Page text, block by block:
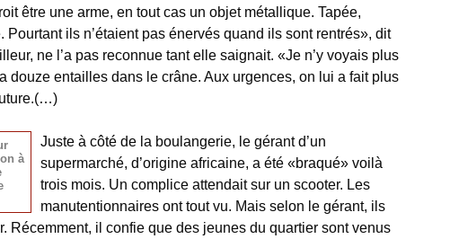
être une arme, en tout cas un objet métallique. Tapée,
Pourtant ils n’étaient pas énervés quand ils sont rentrés», dit
ne l’a pas reconnue tant elle saignait. «Je n’y voyais plus
douze entailles dans le crâne. Aux urgences, on lui a fait plus
à
Juste à côté de la boulangerie, le gérant d’un
supermarché, d’origine africaine, a été «braqué» voilà
trois mois. Un complice attendait sur un scooter. Les
manutentionnaires ont tout vu. Mais selon le gérant, ils
Récemment, il confie que des jeunes du quartier sont venus